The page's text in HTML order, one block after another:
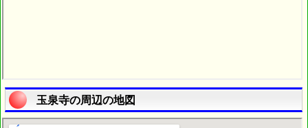
玉泉寺の周辺の地図